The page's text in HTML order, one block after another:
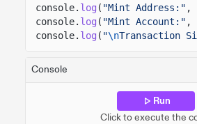
console. log ( "Mint Address:" ,
console. log ( "Mint Account:" ,
console. log ( "\nTransaction
Console
Run
Click to execute the